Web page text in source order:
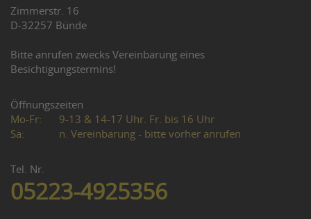
Zimmerstr. 16
D-32257 Bünde
Bitte anrufen zwecks Vereinbarung eines
Besichtigungstermins!
Öffnungszeiten
Mo-Fr:
9-13 & 14-17 Uhr. Fr. bis 16 Uhr
Sa:
n. Vereinbarung - bitte vorher anrufen
Tel. Nr.
05223-4925356